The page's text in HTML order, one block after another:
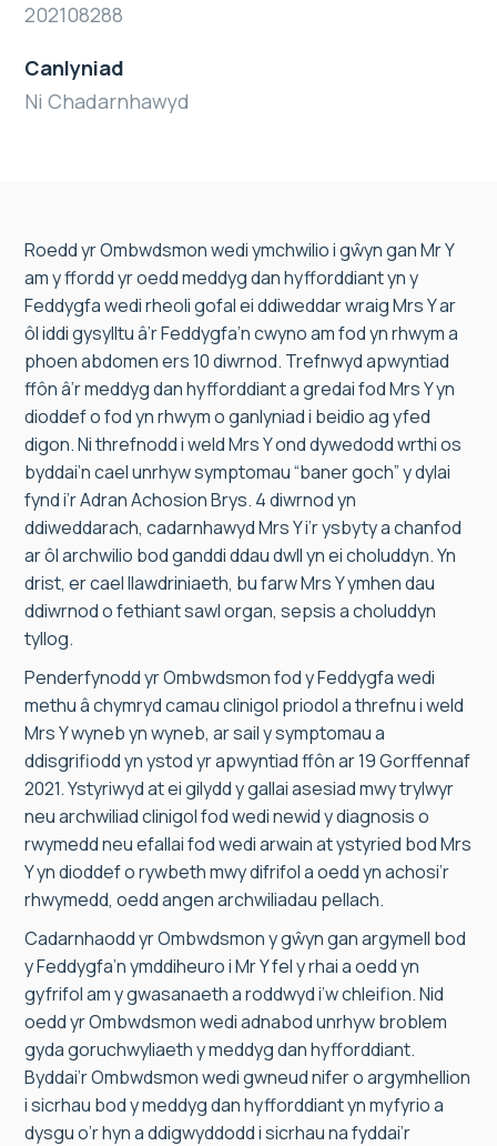
202108288
Canlyniad
Ni Chadarnhawyd
Roedd yr Ombwdsmon wedi ymchwilio i gŵyn gan Mr Y
am y ffordd yr oedd meddyg dan hyfforddiant yn y
Feddygfa wedi rheoli gofal ei ddiweddar wraig Mrs Y ar
ôl iddi gysylltu â’r Feddygfa’n cwyno am fod yn rhwym a
phoen abdomen ers 10 diwrnod. Trefnwyd apwyntiad
ffôn â’r meddyg dan hyfforddiant a gredai fod Mrs Y yn
dioddef o fod yn rhwym o ganlyniad i beidio ag yfed
digon. Ni threfnodd i weld Mrs Y ond dywedodd wrthi os
byddai’n cael unrhyw symptomau “baner goch” y dylai
fynd i’r Adran Achosion Brys. 4 diwrnod yn
ddiweddarach, cadarnhawyd Mrs Y i’r ysbyty a chanfod
ar ôl archwilio bod ganddi ddau dwll yn ei choluddyn. Yn
drist, er cael llawdriniaeth, bu farw Mrs Y ymhen dau
ddiwrnod o fethiant sawl organ, sepsis a choluddyn
tyllog.
Penderfynodd yr Ombwdsmon fod y Feddygfa wedi
methu â chymryd camau clinigol priodol a threfnu i weld
Mrs Y wyneb yn wyneb, ar sail y symptomau a
ddisgrifiodd yn ystod yr apwyntiad ffôn ar 19 Gorffennaf
2021. Ystyriwyd at ei gilydd y gallai asesiad mwy trylwyr
neu archwiliad clinigol fod wedi newid y diagnosis o
rwymedd neu efallai fod wedi arwain at ystyried bod Mrs
Y yn dioddef o rywbeth mwy difrifol a oedd yn achosi’r
rhwymedd, oedd angen archwiliadau pellach.
Cadarnhaodd yr Ombwdsmon y gŵyn gan argymell bod
y Feddygfa’n ymddiheuro i Mr Y fel y rhai a oedd yn
gyfrifol am y gwasanaeth a roddwyd i’w chleifion. Nid
oedd yr Ombwdsmon wedi adnabod unrhyw broblem
gyda goruchwyliaeth y meddyg dan hyfforddiant.
Byddai’r Ombwdsmon wedi gwneud nifer o argymhellion
i sicrhau bod y meddyg dan hyfforddiant yn myfyrio a
dysgu o’r hyn a ddigwyddodd i sicrhau na fyddai’r